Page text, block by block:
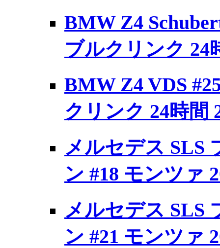
BMW Z4
ブルクリンク 24
BMW Z4 VDS
クリンク 24時間
メルセデス SLS
ン #18 モンツァ
メルセデス SLS
ン #21 モンツァ